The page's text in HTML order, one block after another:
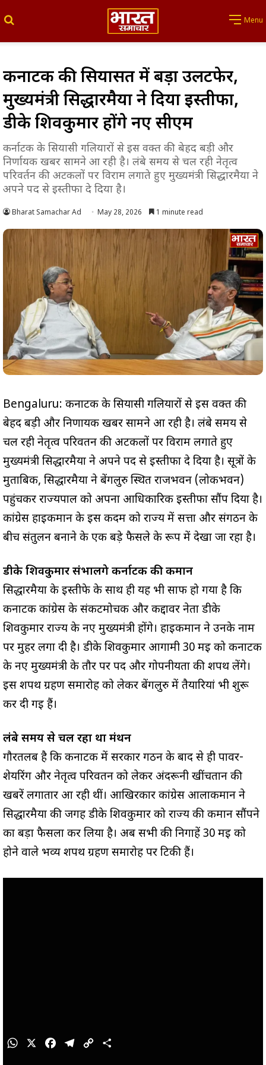
Menu
कर्नाटक की सियासत में बड़ा उलटफेर,
मुख्यमंत्री सिद्धारमैया ने दिया इस्तीफा,
डीके शिवकुमार होंगे नए सीएम
कर्नाटक के सियासी गलियारों से इस वक्त की बेहद बड़ी और
निर्णायक खबर सामने आ रही है। लंबे समय से चल रही नेतृत्व
परिवर्तन की अटकलों पर विराम लगाते हुए मुख्यमंत्री सिद्धारमैया ने
अपने पद से इस्तीफा दे दिया है।
Bharat Samachar Ad May 28, 2026 1 minute read
Bengaluru: कर्नाटक के सियासी गलियारों से इस वक्त की
बेहद बड़ी और निर्णायक खबर सामने आ रही है। लंबे समय से
चल रही नेतृत्व परिवर्तन की अटकलों पर विराम लगाते हुए
मुख्यमंत्री सिद्धारमैया ने अपने पद से इस्तीफा दे दिया है। सूत्रों के
मुताबिक, सिद्धारमैया ने बेंगलुरु स्थित राजभवन (लोकभवन)
पहुंचकर राज्यपाल को अपना आधिकारिक इस्तीफा सौंप दिया है।
कांग्रेस हाईकमान के इस कदम को राज्य में सत्ता और संगठन के
बीच संतुलन बनाने के एक बड़े फैसले के रूप में देखा जा रहा है।
डीके शिवकुमार संभालेंगे कर्नाटक की कमान
सिद्धारमैया के इस्तीफे के साथ ही यह भी साफ हो गया है कि
कर्नाटक कांग्रेस के संकटमोचक और कद्दावर नेता डीके
शिवकुमार राज्य के नए मुख्यमंत्री होंगे। हाईकमान ने उनके नाम
पर मुहर लगा दी है। डीके शिवकुमार आगामी 30 मई को कर्नाटक
के नए मुख्यमंत्री के तौर पर पद और गोपनीयता की शपथ लेंगे।
इस शपथ ग्रहण समारोह को लेकर बेंगलुरु में तैयारियां भी शुरू
कर दी गई हैं।
लंबे समय से चल रहा था मंथन
गौरतलब है कि कर्नाटक में सरकार गठन के बाद से ही पावर-
शेयरिंग और नेतृत्व परिवर्तन को लेकर अंदरूनी खींचतान की
खबरें लगातार आ रही थीं। आखिरकार कांग्रेस आलाकमान ने
सिद्धारमैया की जगह डीके शिवकुमार को राज्य की कमान सौंपने
का बड़ा फैसला कर लिया है। अब सभी की निगाहें 30 मई को
होने वाले भव्य शपथ ग्रहण समारोह पर टिकी हैं।
W